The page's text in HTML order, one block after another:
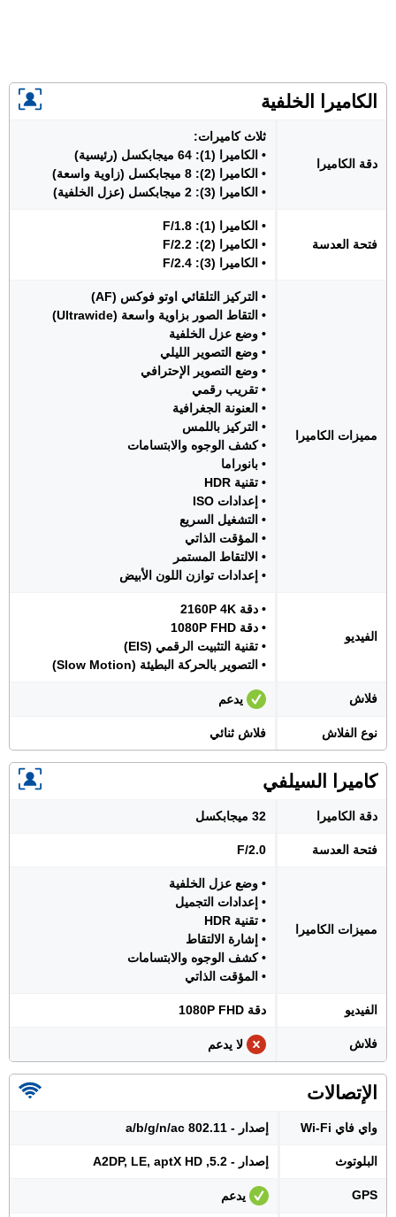
الكاميرا الخلفية
دقة الكاميرا
ثلاث كاميرات:
• الكاميرا (1): 64 ميجابكسل (رئيسية)
• الكاميرا (2): 8 ميجابكسل (زاوية واسعة)
• الكاميرا (3): 2 ميجابكسل (عزل الخلفية)
فتحة العدسة
• الكاميرا (1): F/1.8
• الكاميرا (2): F/2.2
• الكاميرا (3): F/2.4
مميزات الكاميرا
• التركيز التلقائي اوتو فوكس (AF)
• التقاط الصور بزاوية واسعة (Ultrawide)
• وضع عزل الخلفية
• وضع التصوير الليلي
• وضع التصوير الإحترافي
• تقريب رقمي
• العنونة الجغرافية
• التركيز باللمس
• كشف الوجوه والابتسامات
• بانوراما
• تقنية HDR
• إعدادات ISO
• التشغيل السريع
• المؤقت الذاتي
• الالتقاط المستمر
• إعدادات توازن اللون الأبيض
الفيديو
• دقة 2160P 4K
• دقة 1080P FHD
• تقنية التثبيت الرقمي (EIS)
• التصوير بالحركة البطيئة (Slow Motion)
فلاش يدعم
نوع الفلاش فلاش ثنائي
كاميرا السيلفي
دقة الكاميرا 32 ميجابكسل
فتحة العدسة F/2.0
مميزات الكاميرا
• وضع عزل الخلفية
• إعدادات التجميل
• تقنية HDR
• إشارة الالتقاط
• كشف الوجوه والابتسامات
• المؤقت الذاتي
الفيديو دقة 1080P FHD
فلاش لا يدعم
الإتصالات
واي فاي Wi-Fi إصدار - 802.11 a/b/g/n/ac
البلوتوث إصدار - 5.2, A2DP, LE, aptX HD
GPS يدعم